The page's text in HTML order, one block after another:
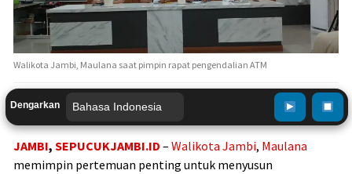
Walikota Jambi, Maulana saat pimpin rapat pengendalian ATM
Dengarkan
JAMBI, SEPUCUKJAMBI.ID – Walikota Jambi, Maulana
memimpin pertemuan penting untuk menyusun